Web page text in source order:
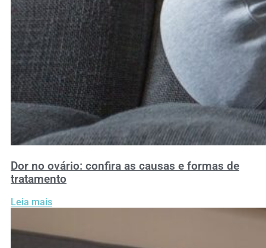
Dor no ovário: confira as causas e formas de
tratamento
Leia mais